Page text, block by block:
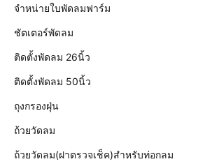
จำหน่ายใบพัดลมฟาร์ม
ชัตเตอร์พัดลม
ติดตั้งพัดลม 26นิ้ว
ติดตั้งพัดลม 50นิ้ว
ถุงกรองฝุ่น
ถ้วยวัดลม
ถ้วยวัดลม(ฝาตรวจเช็ค)สำหรับท่อกลม